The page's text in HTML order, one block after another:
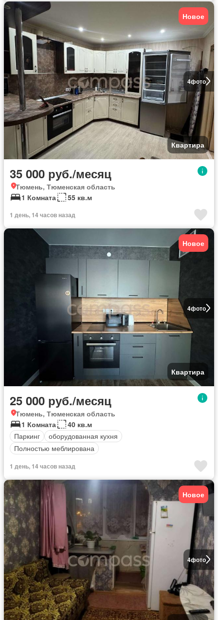
4фото
Новое
Квартира
35 000 руб./месяц
Тюмень, Тюменская область
1 Комната
55 кв.м
1 день, 14 часов назад
4фото
Новое
Квартира
25 000 руб./месяц
Тюмень, Тюменская область
1 Комната
40 кв.м
Паркинг
оборудованная кухня
Полностью меблирована
1 день, 14 часов назад
4фото
Новое